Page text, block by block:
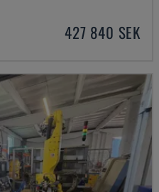
427 840 SEK